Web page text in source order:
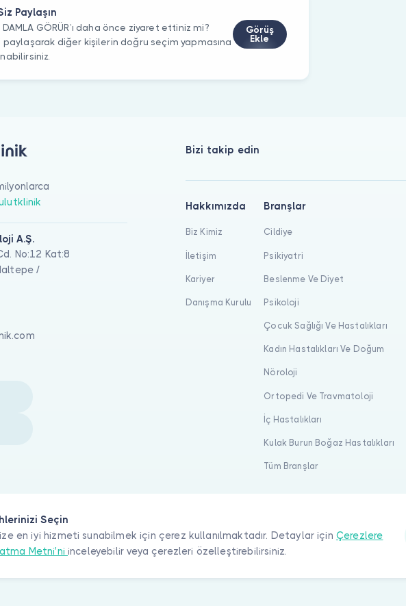
Paylaşın
DAMLA GÖRÜR’ı daha önce ziyaret ettiniz mi?
paylaşarak diğer kişilerin doğru seçim yapmasına
Görüş
Ekle
Seçin
en iyi hizmeti sunabilmek için çerez kullanılmaktadır. Detaylar için Çerezlere
Metni'ni inceleyebilir veya çerezleri özelleştirebilirsiniz.
A.Ş.
No:12 Kat:8
/
Bizi takip edin
Hakkımızda
Biz Kimiz
İletişim
Kariyer
Danışma Kurulu
Branşlar
Cildiye
Psikiyatri
Beslenme Ve Diyet
Psikoloji
Çocuk Sağlığı Ve Hastalıkları
Kadın Hastalıkları Ve Doğum
Nöroloji
Ortopedi Ve Travmatoloji
İç Hastalıkları
Kulak Burun Boğaz Hastalıkları
Tüm Branşlar
A.Ş. Tüm hakları saklıdır